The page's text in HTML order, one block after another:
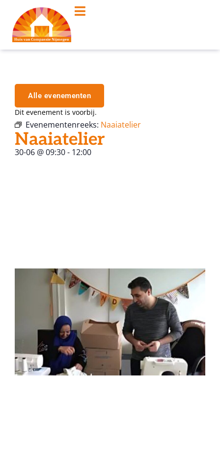
Alle evenementen
Dit evenement is voorbij.
Evenementenreeks: Naaiatelier
Naaiatelier
30-06 @09:30- 12:00